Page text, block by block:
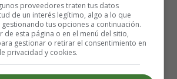
Ocho lunas al pasar
en tu cintura y tu cuerpo guardará
envoltura la simiente del amor
más preciado que hace dios.
proveedores traten tus datos
de un interés legítimo, algo a lo que
tus opciones a continuación.
de esta página o en el menú del sitio,
gestionar o retirar el consentimiento en
privacidad y cookies.